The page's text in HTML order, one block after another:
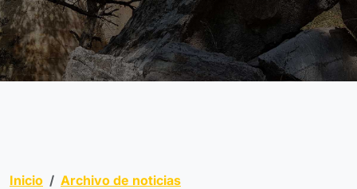
Inicio
Archivo de noticias